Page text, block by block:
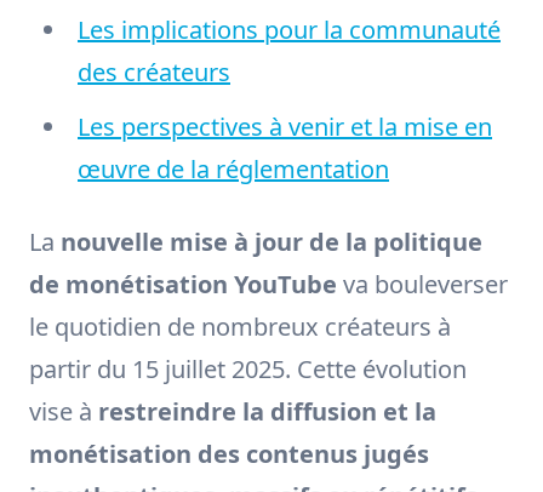
Les implications pour la communauté
des créateurs
Les perspectives à venir et la mise en
œuvre de la réglementation
La nouvelle mise à jour de la politique
de monétisation YouTube va bouleverser
le quotidien de nombreux créateurs à
partir du 15 juillet 2025. Cette évolution
vise à restreindre la diffusion et la
monétisation des contenus jugés